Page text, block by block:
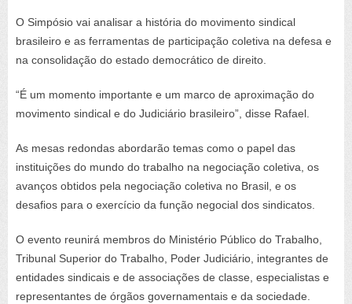
O Simpósio vai analisar a história do movimento sindical
brasileiro e as ferramentas de participação coletiva na defesa e
na consolidação do estado democrático de direito.
“É um momento importante e um marco de aproximação do
movimento sindical e do Judiciário brasileiro”, disse Rafael.
As mesas redondas abordarão temas como o papel das
instituições do mundo do trabalho na negociação coletiva, os
avanços obtidos pela negociação coletiva no Brasil, e os
desafios para o exercício da função negocial dos sindicatos.
O evento reunirá membros do Ministério Público do Trabalho,
Tribunal Superior do Trabalho, Poder Judiciário, integrantes de
entidades sindicais e de associações de classe, especialistas e
representantes de órgãos governamentais e da sociedade.